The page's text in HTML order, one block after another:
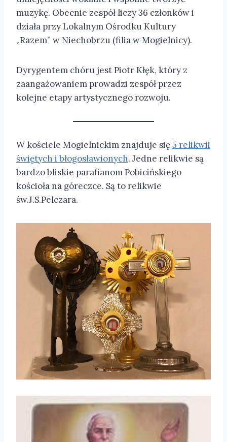
muzykę. Obecnie zespół liczy 36 członków i
działa przy Lokalnym Ośrodku Kultury
„Razem” w Niechobrzu (filia w Mogielnicy).
Dyrygentem chóru jest Piotr Kłęk, który z
zaangażowaniem prowadzi zespół przez
kolejne etapy artystycznego rozwoju.
W kościele Mogielnickim znajduje się5 relikwii
świętych i błogosławionych. Jedne relikwie są
bardzo bliskie parafianom Pobicińskiego
kościoła na góreczce. Są to relikwie
św.J.S.Pelczara.